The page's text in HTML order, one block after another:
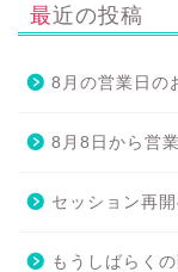
最近の投稿
8月の営業日の
8月8日から営
セッション再
もうしばらく